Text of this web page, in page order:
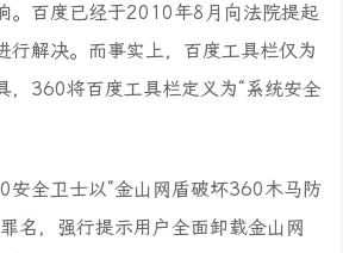
。百度已经于2010年8月向法院提起
行解决。而事实上，百度工具栏仅为
，360将百度工具栏定义为“系统安全
全卫士以“金山网盾破坏360木马防
名，强行提示用户全面卸载金山网